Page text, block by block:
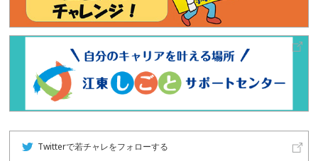
Twitterで若チャレをフォローする